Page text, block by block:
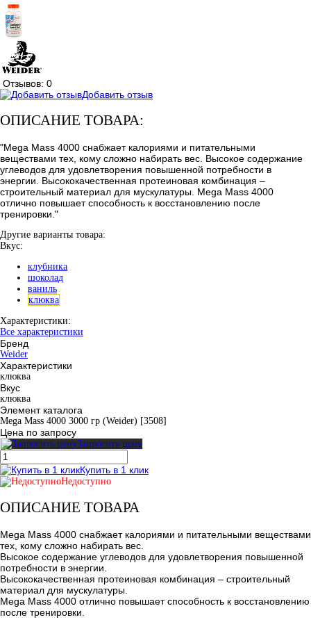
Отзывов: 0
Добавить отзыв
ОПИСАНИЕ ТОВАРА:
"Mega Mass 4000 снабжает калориями и питательными
веществами тех, кому сложно набирать вес. Высокое содержание
углеводов для удовлетворения повышенной потребности в
энергии. Высококачественная протеиновая комбинация –
строительный материал для мускулатуры. Mega Mass 4000
отлично повышает способность к восстановлению после
тренировки."
Другие варианты товара:
Вкус:
клубника
шоколад
ваниль
клюква
Характеристики:
Все характеристики
Бренд
Weider
Характеристики
клюква
Вкус
клюква
Элемент каталога
Mega Mass 4000 3000 гр (Weider) [3508]
Цена по запросу
Запросить цену
Купить в 1 клик
Недоступно
ОПИСАНИЕ ТОВАРА
Mega Mass 4000 снабжает калориями и питательными веществами
тех, кому сложно набирать вес.
Высокое содержание углеводов для удовлетворения повышенной
потребности в энергии.
Высококачественная протеиновая комбинация – строительный
материал для мускулатуры.
Mega Mass 4000 отлично повышает способность к восстановлению
после тренировки.